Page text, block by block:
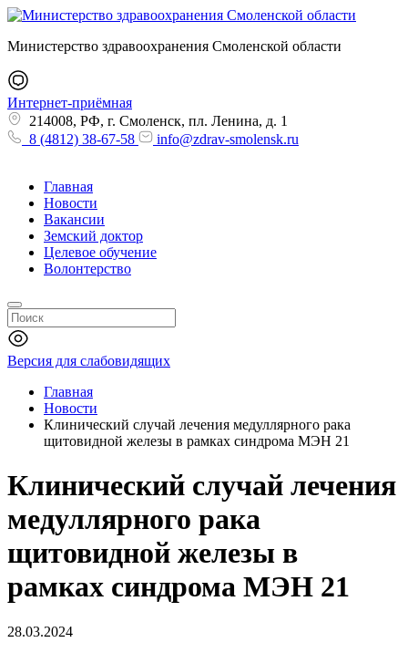
Министерство здравоохранения Смоленской области
Интернет-приёмная
214008, РФ, г. Смоленск, пл. Ленина, д. 1
8 (4812) 38-67-58
info@zdrav-smolensk.ru
Главная
Новости
Вакансии
Земский доктор
Целевое обучение
Волонтерство
Версия для слабовидящих
Главная
Новости
Клинический случай лечения медуллярного рака
щитовидной железы в рамках синдрома МЭН 21
Клинический случай лечения
медуллярного рака
щитовидной железы в
рамках синдрома МЭН 21
28.03.2024